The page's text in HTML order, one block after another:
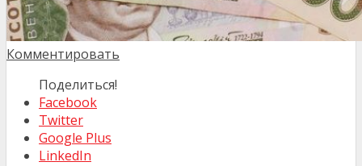
Комментировать
Поделиться!
Facebook
Twitter
Google Plus
LinkedIn